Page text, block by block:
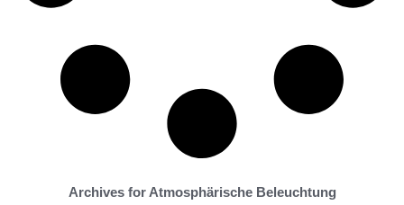
Archives for Atmosphärische Beleuchtung